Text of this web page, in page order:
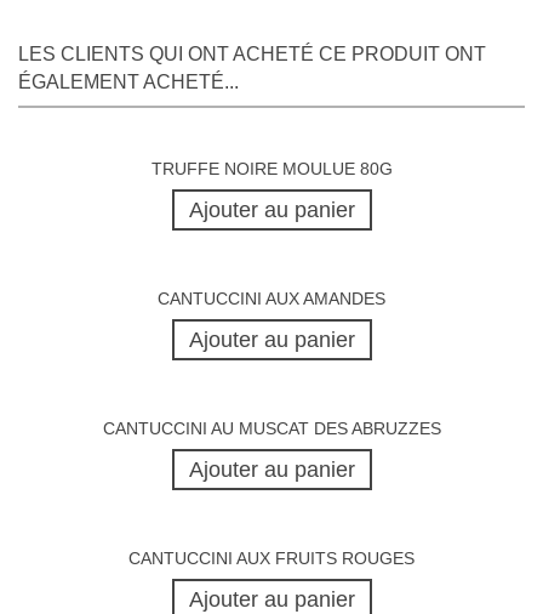
LES CLIENTS QUI ONT ACHETÉ CE PRODUIT ONT
ÉGALEMENT ACHETÉ...
TRUFFE NOIRE MOULUE 80G
Ajouter au panier
CANTUCCINI AUX AMANDES
Ajouter au panier
CANTUCCINI AU MUSCAT DES ABRUZZES
Ajouter au panier
CANTUCCINI AUX FRUITS ROUGES
Ajouter au panier